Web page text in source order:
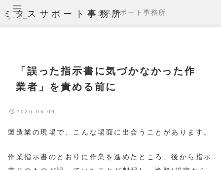
ミタスサポート事務所
「誤った指示書に気づかなかった作
業者」を責める前に
2026.06.09
製造業の現場で、こんな場面に出会うことがあります。
作業指示書のとおりに作業を進めたところ、後から指示
メニュー
ミタスサポート事務所